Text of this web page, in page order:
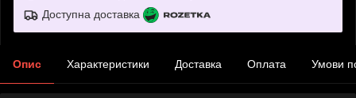
Доступна доставка
Опис Характеристики Доставка Оплата Умови